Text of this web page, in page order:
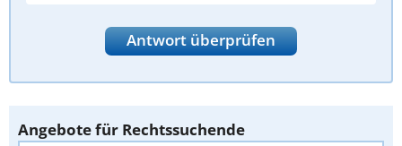
Antwort überprüfen
Angebote für Rechtssuchende